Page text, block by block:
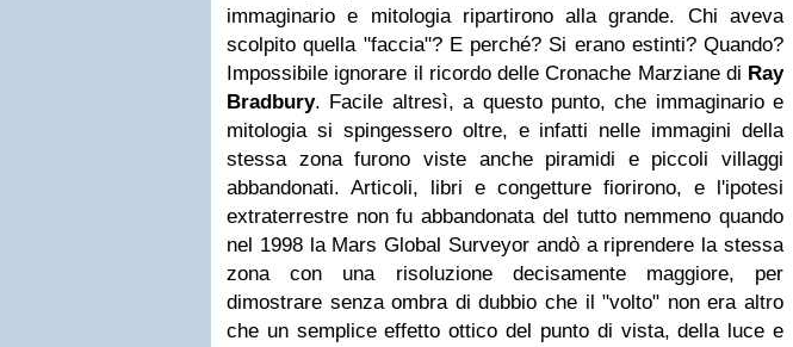
immaginario e mitologia ripartirono alla grande. Chi aveva
scolpito quella "faccia"? E perché? Si erano estinti? Quando?
Impossibile ignorare il ricordo delleCronache Marzianedi Ray
Bradbury. Facile altresì, a questo punto, che immaginario e
mitologia si spingessero oltre, e infatti nelle immagini della
stessa zona furono viste anche piramidi e piccoli villaggi
abbandonati. Articoli, libri e congetture fiorirono, e l'ipotesi
extraterrestre non fu abbandonata del tutto nemmeno quando
nel 1998 la Mars Global Surveyor andò a riprendere la stessa
zona con una risoluzione decisamente maggiore, per
dimostrare senza ombra di dubbio che il "volto" non era altro
che un semplice effetto ottico del punto di vista, della luce e